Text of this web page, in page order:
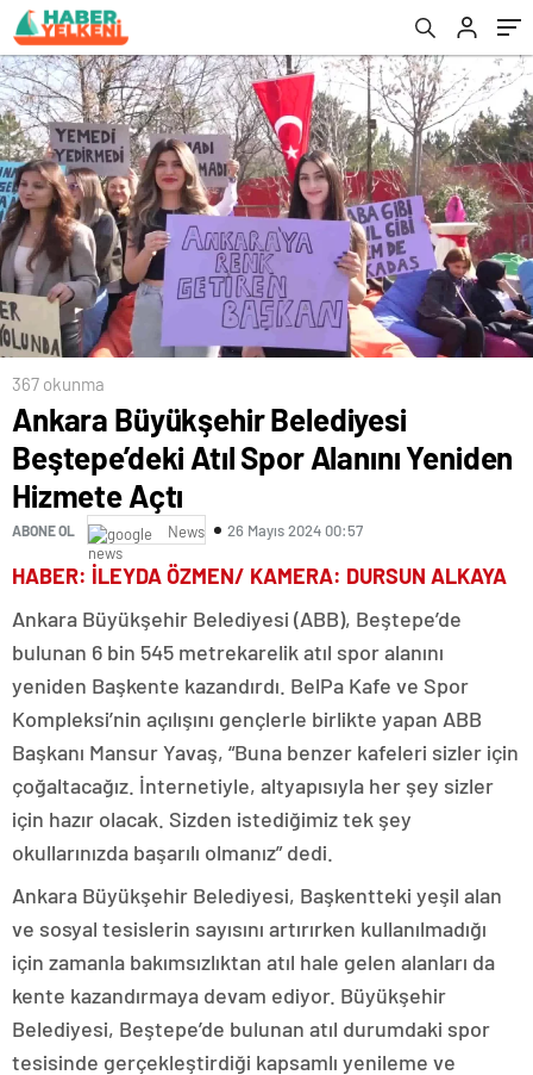
367 okunma
Ankara Büyükşehir Belediyesi
Beştepe’deki Atıl Spor Alanını Yeniden
Hizmete Açtı
ABONE OL News 26 Mayıs 2024 00:57
HABER: İLEYDA ÖZMEN/ KAMERA: DURSUN ALKAYA
Ankara Büyükşehir Belediyesi (ABB), Beştepe’de
bulunan 6 bin 545 metrekarelik atıl spor alanını
yeniden Başkente kazandırdı. BelPa Kafe ve Spor
Kompleksi’nin açılışını gençlerle birlikte yapan ABB
Başkanı Mansur Yavaş, “Buna benzer kafeleri sizler için
çoğaltacağız. İnternetiyle, altyapısıyla her şey sizler
için hazır olacak. Sizden istediğimiz tek şey
okullarınızda başarılı olmanız” dedi.
Ankara Büyükşehir Belediyesi, Başkentteki yeşil alan
ve sosyal tesislerin sayısını artırırken kullanılmadığı
için zamanla bakımsızlıktan atıl hale gelen alanları da
kente kazandırmaya devam ediyor. Büyükşehir
Belediyesi, Beştepe’de bulunan atıl durumdaki spor
tesisinde gerçekleştirdiği kapsamlı yenileme ve